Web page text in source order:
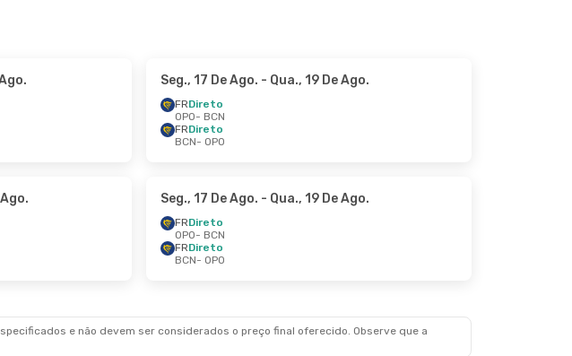
Seg., 17 De Ago. - Qua., 19 De Ago.
FRDireto
OPO- BCN
FRDireto
BCN- OPO
Seg., 17 De Ago. - Qua., 19 De Ago.
FRDireto
OPO- BCN
FRDireto
BCN- OPO
e não devem ser considerados o preço final oferecido. Observe que a